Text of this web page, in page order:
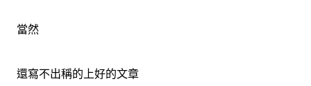
當然
還寫不出稱的上好的文章